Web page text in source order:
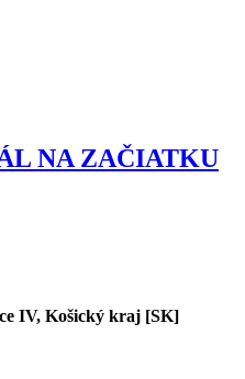
NA ZAČIATKU
IV, Košický kraj [SK]